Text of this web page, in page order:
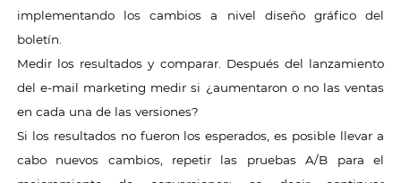
implementando los cambios a nivel diseño gráfico del
boletín.
Medir los resultados y comparar. Después del lanzamiento
del e-mail marketing medir si ¿aumentaron o no las ventas
en cada una de las versiones?
Si los resultados no fueron los esperados, es posible llevar a
cabo nuevos cambios, repetir las pruebas A/B para el